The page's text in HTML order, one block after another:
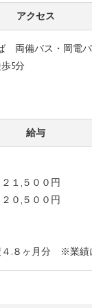
アクセス
両備バス・岡電
5分
給与
５００円
０,５００円
.８ヶ月分 ※業績